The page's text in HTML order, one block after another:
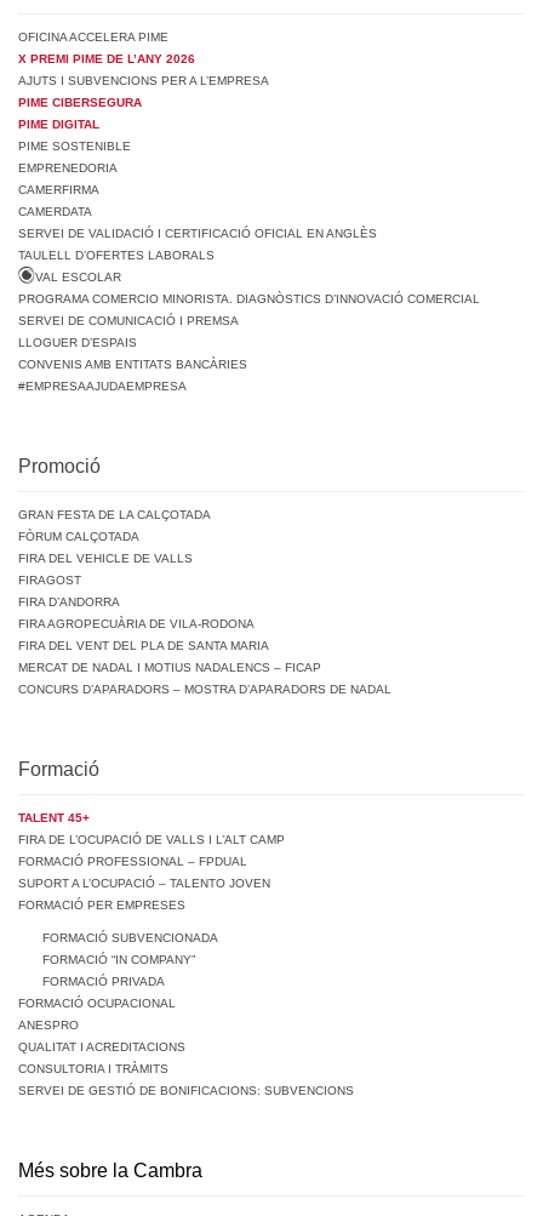
OFICINA ACCELERA PIME
X PREMI PIME DE L’ANY 2026
AJUTS I SUBVENCIONS PER A L’EMPRESA
PIME CIBERSEGURA
PIME DIGITAL
PIME SOSTENIBLE
EMPRENEDORIA
CAMERFIRMA
CAMERDATA
SERVEI DE VALIDACIÓ I CERTIFICACIÓ OFICIAL EN ANGLÈS
TAULELL D’OFERTES LABORALS
VAL ESCOLAR
PROGRAMA COMERCIO MINORISTA. DIAGNÒSTICS D’INNOVACIÓ COMERCIAL
SERVEI DE COMUNICACIÓ I PREMSA
LLOGUER D’ESPAIS
CONVENIS AMB ENTITATS BANCÀRIES
#EMPRESAAJUDAEMPRESA
Promoció
GRAN FESTA DE LA CALÇOTADA
FÒRUM CALÇOTADA
FIRA DEL VEHICLE DE VALLS
FIRAGOST
FIRA D’ANDORRA
FIRA AGROPECUÀRIA DE VILA-RODONA
FIRA DEL VENT DEL PLA DE SANTA MARIA
MERCAT DE NADAL I MOTIUS NADALENCS – FICAP
CONCURS D’APARADORS – MOSTRA D’APARADORS DE NADAL
Formació
TALENT 45+
FIRA DE L’OCUPACIÓ DE VALLS I L’ALT CAMP
FORMACIÓ PROFESSIONAL – FPDUAL
SUPORT A L’OCUPACIÓ – TALENTO JOVEN
FORMACIÓ PER EMPRESES
FORMACIÓ SUBVENCIONADA
FORMACIÓ “IN COMPANY”
FORMACIÓ PRIVADA
FORMACIÓ OCUPACIONAL
ANESPRO
QUALITAT I ACREDITACIONS
CONSULTORIA I TRÀMITS
SERVEI DE GESTIÓ DE BONIFICACIONS: SUBVENCIONS
Més sobre la Cambra